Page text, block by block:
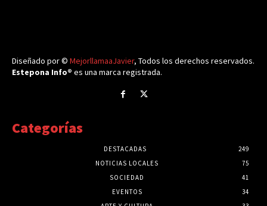
Diseñado por © MejorllamaaJavier, Todos los derechos reservados.
Estepona Info® es una marca registrada.
Categorías
DESTACADAS
249
NOTICIAS LOCALES
75
SOCIEDAD
41
EVENTOS
34